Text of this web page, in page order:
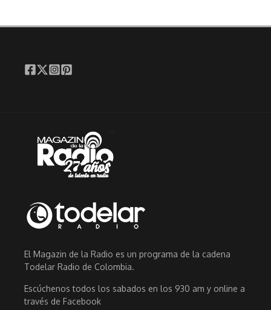
El Magazin de la Radio es un programa de la cadena
Todelar Radio de Colombia.
Escúchenos todos los sabados en los 930 am y online a
través de Facebook